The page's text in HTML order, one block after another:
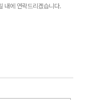
내에 연락드리겠습니다.